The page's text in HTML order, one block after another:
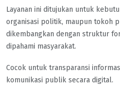
Layanan ini ditujukan untuk
organisasi politik, maupun tokoh
dikembangkan dengan struktur
dipahami masyarakat.
Cocok untuk transparansi
komunikasi publik secara digital.